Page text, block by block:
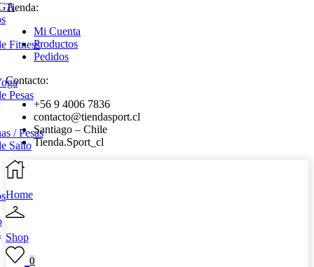
Fitness
Pesas
/ Pesas
Salto
Tienda:
Mi Cuenta
Productos
Pedidos
Contacto:
+56 9 4006 7836
contacto@tiendasport.cl
Santiago – Chile
Tienda.Sport_cl
Home
Shop
0